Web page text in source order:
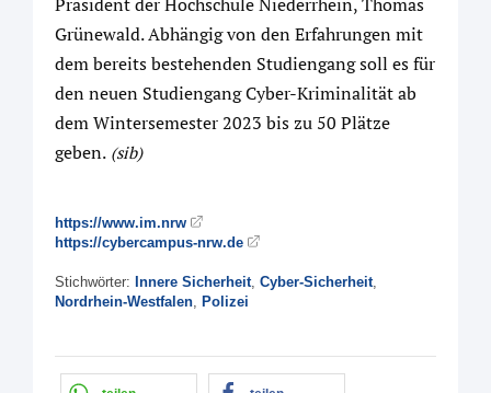
Grünewald. Abhängig von den Erfahrungen mit
dem bereits bestehenden Studiengang soll es für
den neuen Studiengang Cyber-Kriminalität ab
dem Wintersemester 2023 bis zu 50 Plätze
geben. (sib)
https://www.im.nrw
https://cybercampus-nrw.de
Stichwörter: Innere Sicherheit, Cyber-Sicherheit,
Nordrhein-Westfalen, Polizei